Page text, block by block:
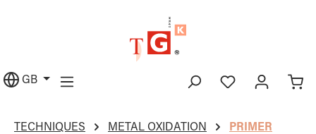
GB
TECHNIQUES METAL OXIDATION PRIMER